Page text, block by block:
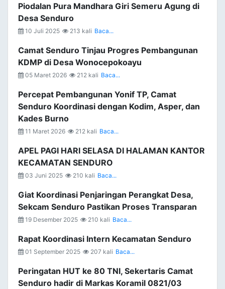
Piodalan Pura Mandhara Giri Semeru Agung di
Desa Senduro
10 Juli 2025 213 kali Baca...
Camat Senduro Tinjau Progres Pembangunan
KDMP di Desa Wonocepokoayu
05 Maret 2026 212 kali Baca...
Percepat Pembangunan Yonif TP, Camat
Senduro Koordinasi dengan Kodim, Asper, dan
Kades Burno
11 Maret 2026 212 kali Baca...
APEL PAGI HARI SELASA DI HALAMAN KANTOR
KECAMATAN SENDURO
03 Juni 2025 210 kali Baca...
Giat Koordinasi Penjaringan Perangkat Desa,
Sekcam Senduro Pastikan Proses Transparan
19 Desember 2025 210 kali Baca...
Rapat Koordinasi Intern Kecamatan Senduro
01 September 2025 207 kali Baca...
Peringatan HUT ke 80 TNI, Sekertaris Camat
Senduro hadir di Markas Koramil 0821/03